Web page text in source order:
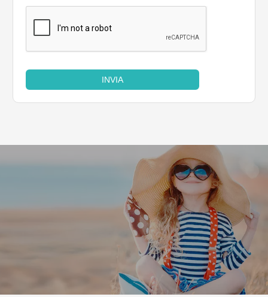
INVIA